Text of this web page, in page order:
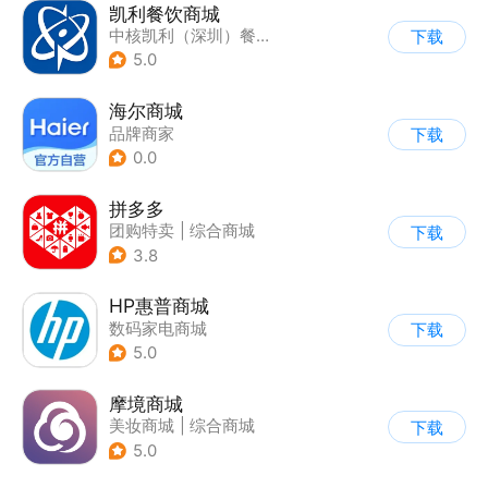
凯利餐饮商城
中核凯利（深圳）餐饮管理有限公司
5.0
下载
海尔商城
品牌商家
0.0
下载
拼多多
团购特卖
综合商城
3.8
下载
HP惠普商城
数码家电商城
5.0
下载
摩境商城
美妆商城
综合商城
5.0
下载